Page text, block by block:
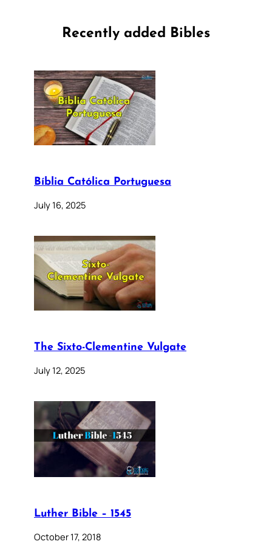
Recently added Bibles
Bíblia Católica Portuguesa
July 16, 2025
The Sixto-Clementine Vulgate
July 12, 2025
Luther Bible – 1545
October 17, 2018